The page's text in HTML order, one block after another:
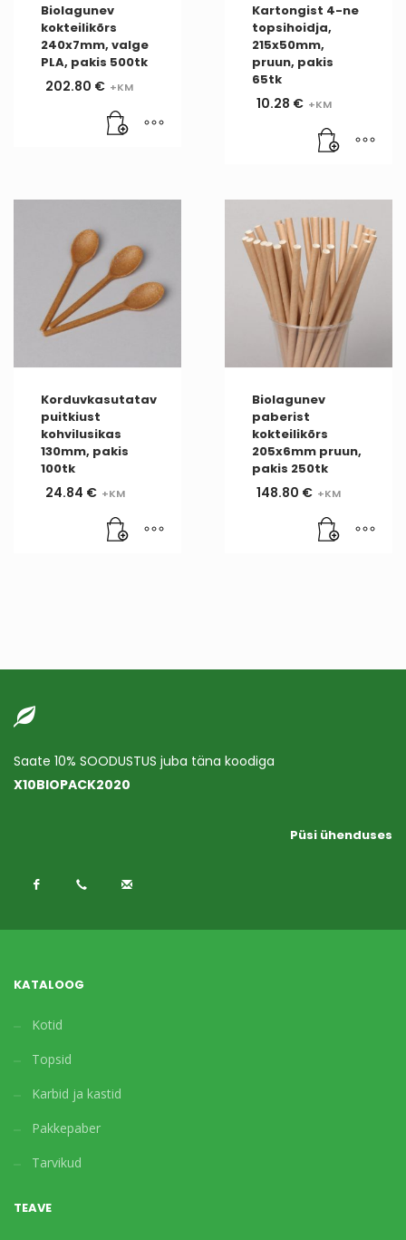
Biolagunev
kokteilikõrs
240x7mm, valge
PLA, pakis 500tk
202.80 €
Kartongist 4-ne
topsihoidja,
215x50mm,
pruun, pakis
65tk
10.28 €
Korduvkasutatav
puitkiust
kohvilusikas
130mm, pakis
100tk
24.84 €
Biolagunev
paberist
kokteilikõrs
205x6mm pruun,
pakis 250tk
148.80 €
Saate 10% SOODUSTUS juba täna koodiga
X10BIOPACK2020
Püsi ühenduses
KATALOOG
Kotid
Topsid
Karbid ja kastid
Pakkepaber
Tarvikud
TEAVE